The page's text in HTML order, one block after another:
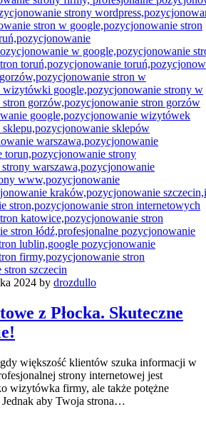
2024 by drozdullo
z Płocka. Skuteczne
większość klientów szuka informacji w
strony internetowej jest
wizytówka firmy, ale także potężne
Jednak aby Twoja strona…